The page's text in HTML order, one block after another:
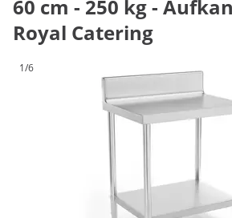
60 cm - 250 kg -
Royal Catering
1/6